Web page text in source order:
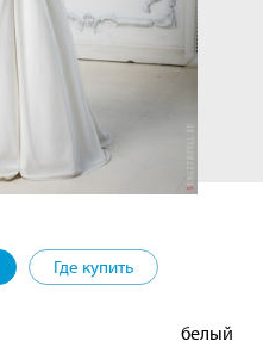
Где купить
белый